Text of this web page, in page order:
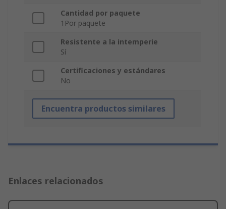
Cantidad por paquete
1Por paquete
Resistente a la intemperie
Sí
Certificaciones y estándares
No
Encuentra productos similares
Enlaces relacionados